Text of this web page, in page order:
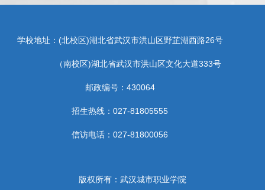
学校地址：(北校区)湖北省武汉市洪山区野芷湖西路26号
（南校区)湖北省武汉市洪山区文化大道333号
邮政编号：430064
招生热线：027-81805555
信访电话：027-81800056
版权所有：武汉城市职业学院